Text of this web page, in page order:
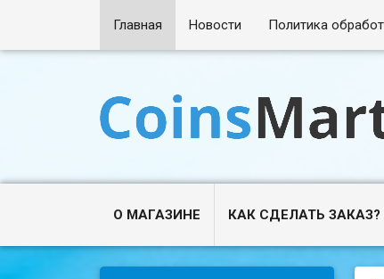
Главная Новости Политика
О МАГАЗИНЕ КАК СДЕЛАТЬ ЗАКАЗ?